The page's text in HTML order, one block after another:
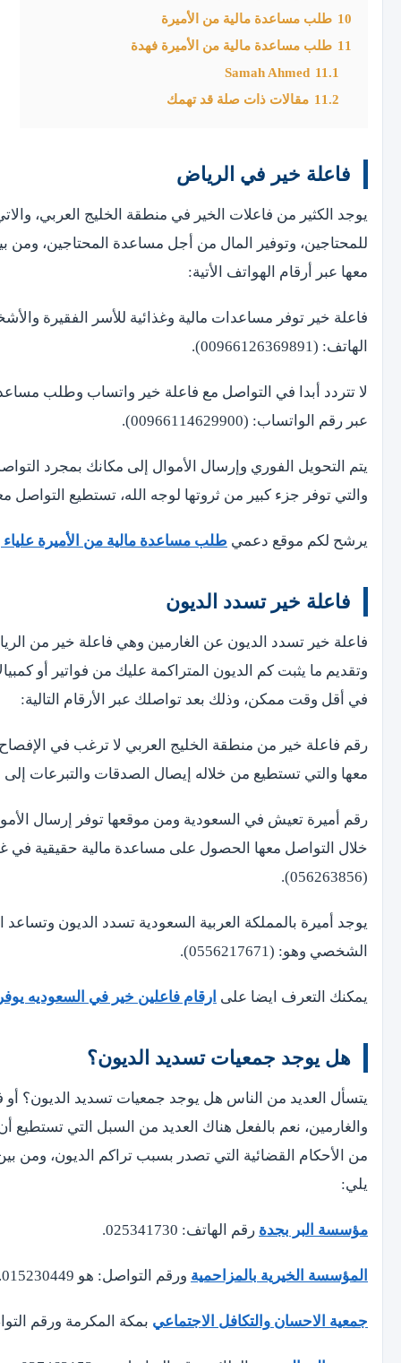
10 طلب مساعدة مالية من الأميرة
11 طلب مساعدة مالية من الأميرة فهدة
11.1
Samah Ahmed
11.2 مقالات ذات صلة قد تهمك
فاعلة خير في الرياض
يوجد الكثير من فاعلات الخير في منطقة الخليج العربي،
للمحتاجين، وتوفير المال من أجل مساعدة المحتاجين، ومن
معها عبر أرقام الهواتف الأتية:
فاعلة خير توفر مساعدات مالية وغذائية للأسر الفقيرة
الهاتف: (00966126369891).
لا تتردد أبدا في التواصل مع فاعلة خير واتساب وطلب
عبر رقم الواتساب: (00966114629900).
يتم التحويل الفوري وإرسال الأموال إلى مكانك بمجرد
والتي توفر جزء كبير من ثروتها لوجه الله، تستطيع التواصل معها عبر رقم:
يرشح لكم موقع دعمي طلب مساعدة مالية من الأميرة علياء
فاعلة خير تسدد الديون
فاعلة خير تسدد الديون عن الغارمين وهي فاعلة خير من
وتقديم ما يثبت كم الديون المتراكمة عليك من فواتير أو
في أقل وقت ممكن، وذلك بعد تواصلك عبر الأرقام التالية:
رقم فاعلة خير من منطقة الخليج العربي لا ترغب في
معها والتي تستطيع من خلاله إيصال الصدقات والتبرعات إلى مستحقيها
رقم أميرة تعيش في السعودية ومن موقعها توفر إرسال
خلال التواصل معها الحصول على مساعدة مالية حقيقية في
(056263856).
يوجد أميرة بالمملكة العربية السعودية تسدد الديون
الشخصي وهو: (0556217671).
يمكنك التعرف ايضا على ارقام فاعلين خير في السعوديه يوفروا 10,000 ريال لكل
هل يوجد جمعيات تسديد الديون؟
يتسأل العديد من الناس هل يوجد جمعيات تسديد الديون؟
والغارمين، نعم بالفعل هناك العديد من السبل التي
من الأحكام القضائية التي تصدر بسبب تراكم الديون، ومن
يلي:
مؤسسة البر بجدة رقم الهاتف: 025341730.
المؤسسة الخيرية بالمزاحمية ورقم التواصل: هو 015230449.
جمعية الاحسان والتكافل الاجتماعي بمكة المكرمة ورقم التواصل هو: